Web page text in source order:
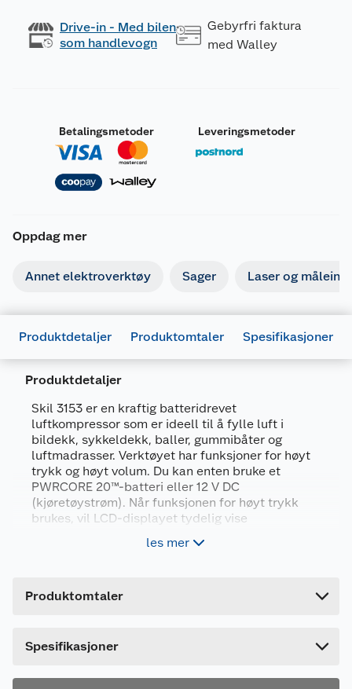
Drive-in - Med bilen
som handlevogn
Gebyrfri faktura
med Walley
Betalingsmetoder Leveringsmetoder
Oppdag mer
Annet elektroverktøy Sager Laser og
Produktdetaljer Produktomtaler Spesifikasjoner
Produktdetaljer
Skil 3153 er en kraftig batteridrevet
luftkompressor som er ideell til å fylle luft i
bildekk, sykkeldekk, baller, gummibåter og
luftmadrasser. Verktøyet har funksjoner for høyt
trykk og høyt volum. Du kan enten bruke et
PWRCORE 20™-batteri eller 12 V DC
(kjøretøystrøm). Når funksjonen for høyt trykk
brukes, vil LCD-displayet tydelig vise
kan stille inn måltrykk med knappene. Verktøyet
tilbehør. En praktisk funksjon til denne
forskjellige tilbehøret. Dette sikrer at du alltid har
leveres med en Presta ventiladapter, nippel til
les mer
Produktomtaler
Dette produktet har ikke fått noen omtale ennå.
en omtale.
Spesifikasjoner
Generelt
Artikkelnummer
8719643003621
Leverandørens artikkelnummer
VA1E3153CA